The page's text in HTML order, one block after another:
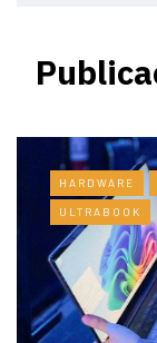
HARDWARE
ULTRABOOK